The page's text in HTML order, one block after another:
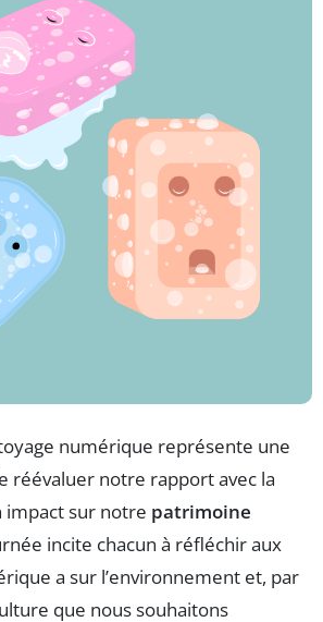
numérique représente une
réévaluer notre rapport avec la
impact sur notre patrimoine
incite chacun à réfléchir aux
a sur l’environnement et, par
que nous souhaitons